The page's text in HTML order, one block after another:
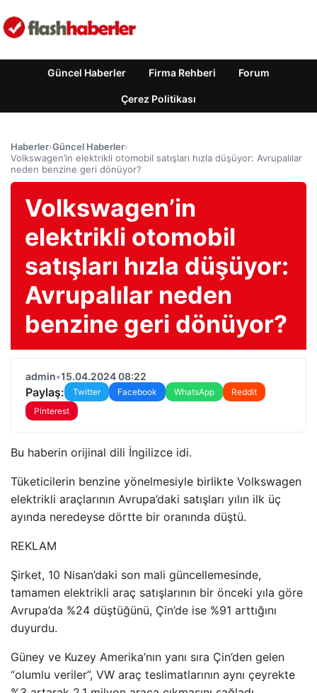
Güncel Haberler Firma Rehberi Forum
Çerez Politikası
Haberler›Güncel Haberler›
Volkswagen’in elektrikli otomobil satışları hızla düşüyor: Avrupalılar
neden benzine geri dönüyor?
Volkswagen’in
elektrikli otomobil
satışları hızla düşüyor:
Avrupalılar neden
benzine geri dönüyor?
admin•15.04.2024 08:22
Paylaş: Twitter Facebook WhatsApp
Reddit
Pinterest
Bu haberin orijinal dili İngilizce idi.
Tüketicilerin benzine yönelmesiyle birlikte Volkswagen
elektrikli araçlarının Avrupa’daki satışları yılın ilk üç
ayında neredeyse dörtte bir oranında düştü.
REKLAM
Şirket, 10 Nisan’daki son mali güncellemesinde,
tamamen elektrikli araç satışlarının bir önceki yıla göre
Avrupa’da %24 düştüğünü, Çin’de ise %91 arttığını
duyurdu.
Güney ve Kuzey Amerika’nın yanı sıra Çin’den gelen
“olumlu veriler”, VW araç teslimatlarının aynı çeyrekte